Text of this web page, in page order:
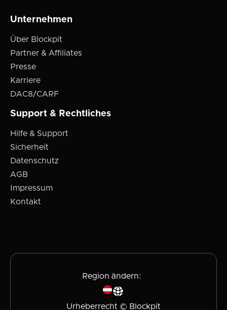
Unternehmen
Über Blockpit
Partner & Affiliates
Presse
Karriere
DAC8/CARF
Support & Rechtliches
Hilfe & Support
Sicherheit
Datenschutz
AGB
Impressum
Kontakt
Region ändern:
Urheberrecht © Blockpit